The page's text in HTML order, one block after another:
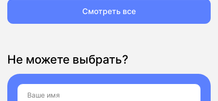
Не можете выбрать?
Смотреть все